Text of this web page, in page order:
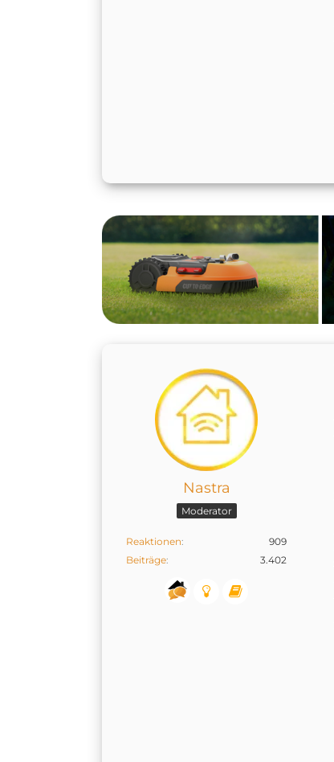
Nastra
Moderator
Reaktionen
909
Beiträge
3.402